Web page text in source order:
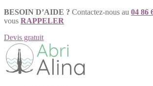
BESOIN D’AIDE ? Contactez-nous au 04 86
vous RAPPELER
Devis gratuit
Aller
à
la
navigation
Aller
au
contenu